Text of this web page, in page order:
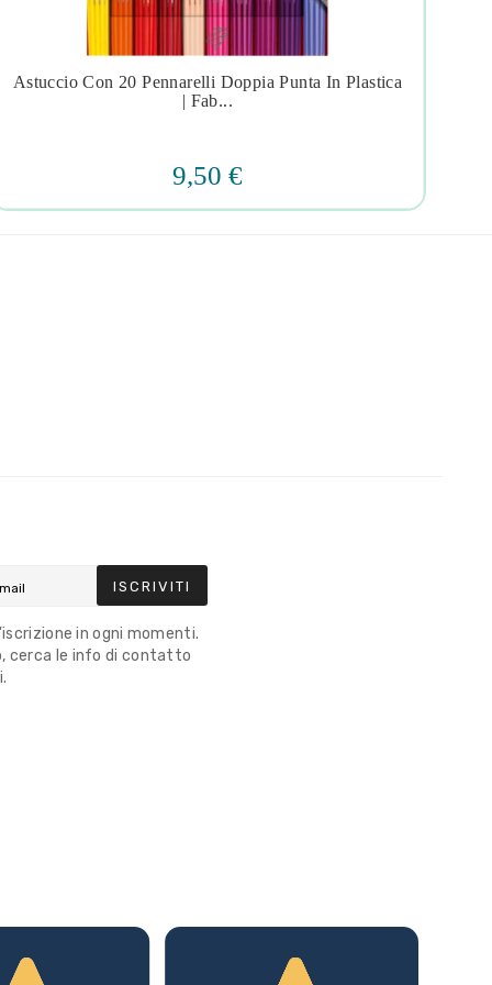
 
Astuccio Con 20 Pennarelli Doppia Punta In Plastica
| Fab...
9,50 €
ISCRIVITI
in ogni momenti.
cerca le info di contatto